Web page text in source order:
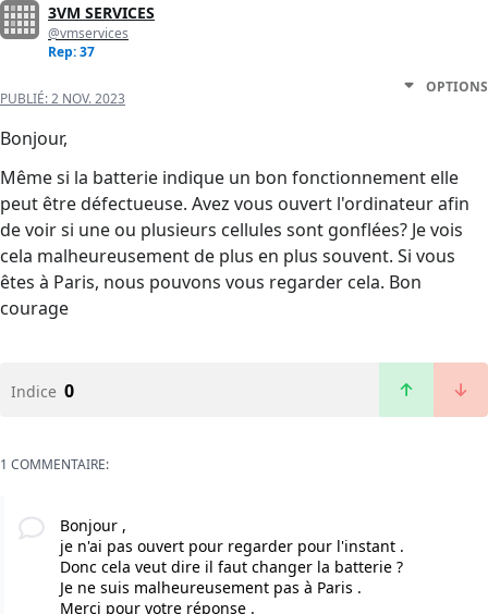
3VM SERVICES
@vmservices
Rep: 37
PUBLIÉ:2 NOV. 2023
OPTIONS
Bonjour,
Même si la batterie indique un bon fonctionnement elle
peut être défectueuse. Avez vous ouvert l'ordinateur afin
de voir si une ou plusieurs cellules sont gonflées? Je vois
cela malheureusement de plus en plus souvent. Si vous
êtes à Paris, nous pouvons vous regarder cela. Bon
courage
Indice 0
1 COMMENTAIRE:
Bonjour ,
je n'ai pas ouvert pour regarder pour l'instant .
Donc cela veut dire il faut changer la batterie ?
Je ne suis malheureusement pas à Paris .
Merci pour votre réponse .